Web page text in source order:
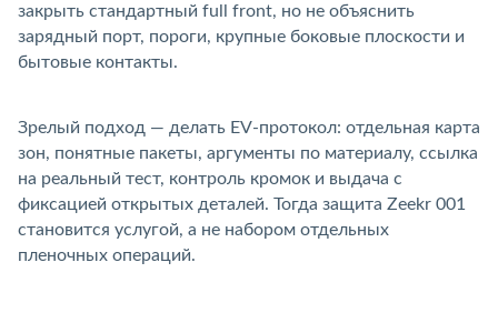
закрыть стандартный full front, но не объяснить
зарядный порт, пороги, крупные боковые плоскости и
ытовые контакты.
Зрелый подход — делать EV-протокол: отдельная карта
зон, понятные пакеты, аргументы по материалу, ссылка
на реальный тест, контроль кромок и выдача с
фиксацией открытых деталей. Тогда защита Zeekr 001
становится услугой, а не набором отдельных
пленочных операций.